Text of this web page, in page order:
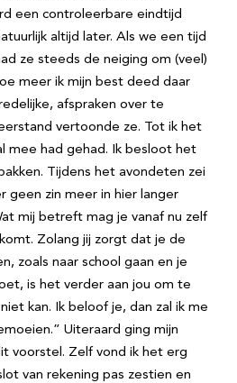
een controleerbare eindtijd
altijd later. Als we een tijd
ze steeds de neiging om (veel)
meer ik mijn best deed daar
afspraken over te
vertoonde ze. Tot ik het
mee had gehad. Ik besloot het
Tijdens het avondeten zei
geen zin meer in hier langer
mij betreft mag je vanaf nu zelf
Zolang jij zorgt dat je de
zoals naar school gaan en je
is het verder aan jou om te
kan. Ik beloof je, dan zal ik me
Uiteraard ging mijn
voorstel. Zelf vond ik het erg
van rekening pas zestien en